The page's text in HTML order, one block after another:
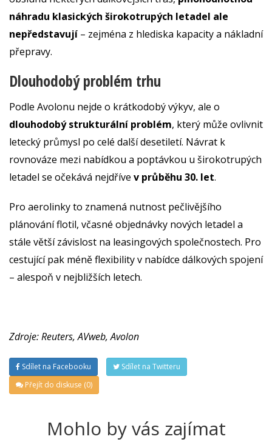
náhradu klasických širokotrupých letadel ale
nepředstavují – zejména z hlediska kapacity a nákladní
přepravy.
Dlouhodobý problém trhu
Podle Avolonu nejde o krátkodobý výkyv, ale o
dlouhodobý strukturální problém, který může ovlivnit
letecký průmysl po celé další desetiletí. Návrat k
rovnováze mezi nabídkou a poptávkou u širokotrupých
letadel se očekává nejdříve v průběhu 30. let.
Pro aerolinky to znamená nutnost pečlivějšího
plánování flotil, včasné objednávky nových letadel a
stále větší závislost na leasingových společnostech. Pro
cestující pak méně flexibility v nabídce dálkových spojení
– alespoň v nejbližších letech.
Zdroje: Reuters, AVweb, Avolon
Sdílet na Facebooku
Sdílet na Twitteru
Přejít do diskuse (0)
Mohlo by vás zajímat